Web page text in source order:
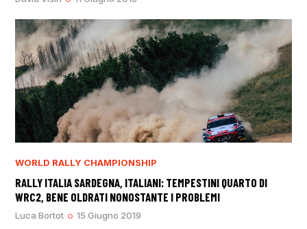
WORLD RALLY CHAMPIONSHIP
RALLY ITALIA SARDEGNA, ITALIANI: TEMPESTINI QUARTO DI
WRC2, BENE OLDRATI NONOSTANTE I PROBLEMI
Luca Bortot 15 Giugno 2019